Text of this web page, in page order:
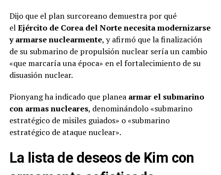
Dijo que el plan surcoreano demuestra por qué
elEjército de Corea del Norte necesita modernizarse
y armarse nuclearmente, y afirmó que la finalización
de su submarino de propulsión nuclear sería un cambio
«que marcaría una época» en el fortalecimiento de su
disuasión nuclear.
Pionyang ha indicado que planea armar el submarino
con armas nucleares, denominándolo «submarino
estratégico de misiles guiados» o «submarino
estratégico de ataque nuclear».
La lista de deseos de Kim con